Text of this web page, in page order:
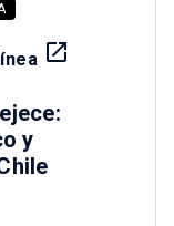
launch
y